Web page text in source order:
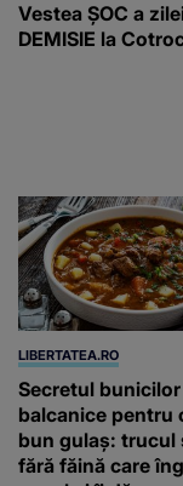
Vestea ȘOC a
DEMISIE la
LIBERTATEA.RO
Secretul bunicilor
balcanice pentru
bun gulaș: trucul
fără făină care